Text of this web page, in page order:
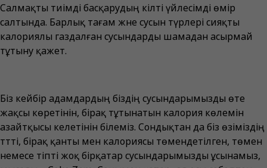
Салмақты тиімді басқарудың кілті үйлесімді өмір
салтында. Барлық тағам және сусын түрлері сияқты
калориялы газдалған сусындарды шамадан асырмай
тұтыну қажет.
Біз кейбір адамдардың біздің сусындарымызды өте
жақсы көретінін, бірақ тұтынатын калория көлемін
азайтқысы келетінін білеміз. Сондықтан да біз өзіміздің
тәтті, бірақ қанты мен калориясы төмендетілген, төмен
немесе тіпті жоқ бірқатар сусындарымызды ұсынамыз,